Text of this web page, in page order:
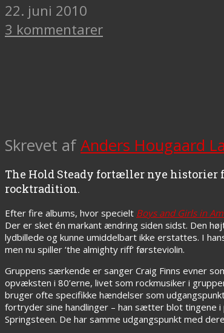
22. juni 2010
3 kommentarer
Skrevet afAnders Hougaard
The Hold Steady fortæller nye historier
rocktradition.
Efter fire albums, hvor specielt Boys and Girls in
Der er sket én markant ændring siden sidst. Den
lydbillede og kunne umiddelbart ikke erstattes. I
men nu spiller ‘the almighty riff’ førsteviolin.
Gruppens særkende er sanger Craig Finns evner
opvæksten i 80’erne, livet som rockmusiker i
bruger ofte specifikke hændelser som
fortryder sine handlinger – han sætter blot tingene
Springsteen. De har samme udgangspunkt med